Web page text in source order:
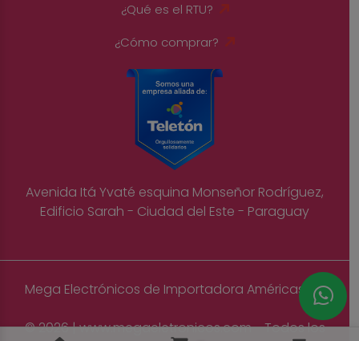
¿Qué es el RTU?
¿Cómo comprar?
Avenida Itá Yvaté esquina Monseñor Rodríguez,
Edificio Sarah - Ciudad del Este - Paraguay
Mega Electrónicos de Importadora Américas S.A
© 2026 | www.megaeletronicos.com - Todos los